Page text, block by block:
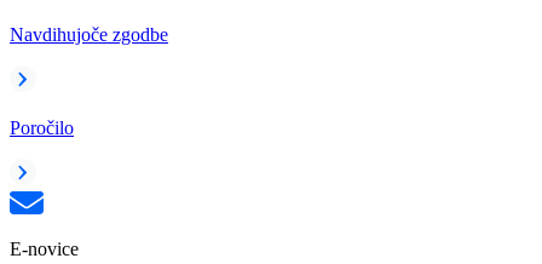
Navdihujoče zgodbe
Poročilo
E-novice